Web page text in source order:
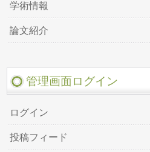
学術情報
論文紹介
管理画面ログイン
ログイン
投稿フィード